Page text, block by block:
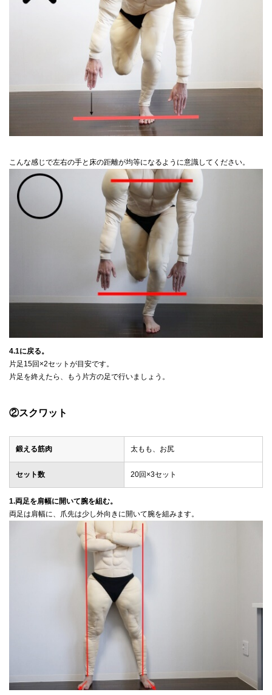
こんな感じで左右の手と床の距離が均等になるように意識してください。
4.1に戻る。
片足15回×2セットが目安です。
片足を終えたら、もう片方の足で行いましょう。
②スクワット
鍛える筋肉 太もも、お尻
セット数 20回×3セット
1.両足を肩幅に開いて腕を組む。
両足は肩幅に、爪先は少し外向きに開いて腕を組みます。